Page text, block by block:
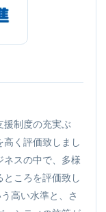
援制度の充実ぶ
高く評価致しまし
ネスの中で、多様
ところを評価致し
高い水準と、さ